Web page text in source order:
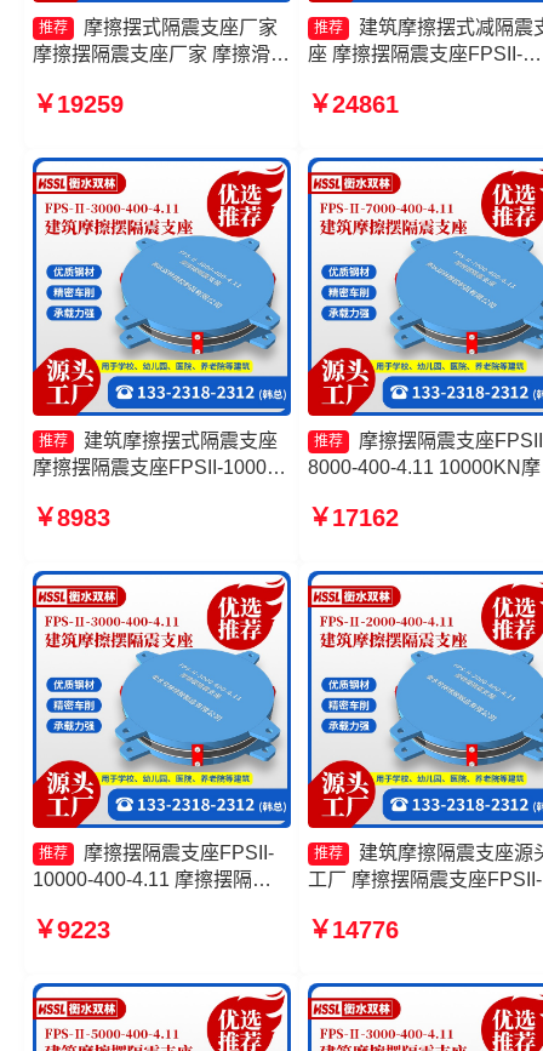
推荐
摩擦摆式隔震支座厂家
摩擦摆隔震支座厂家 摩擦滑移
￥19259
推荐
建筑摩擦摆式减隔震
座 摩擦摆隔震支座FPSII-
座FPSII-4000-300-3.48源
￥24861
推荐
建筑摩擦摆式隔震支座
摩擦摆隔震支座FPSII-1000-
支座FPSII-2000-300-3.48源
3000-300-3.48生产厂家
￥8983
推荐
摩擦摆隔震支座
8000-400-4.11 10000KN
支座厂家 摩擦滑移隔震支
￥17162
推荐
摩擦摆隔震支座FPSII-
10000-400-4.11 摩擦摆隔震
家 摩擦摆减隔震球型支座生产
8000-350-3.81厂家
￥9223
推荐
建筑摩擦隔震支座源
工厂 摩擦摆隔震支座FPSII-
座FPSII-10000-300-3.48厂
400-4.11源头工厂
￥14776